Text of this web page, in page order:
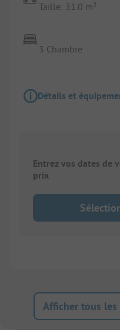
Taille: 31.0 m²
3 Chambre
Détails et
Entrez vos dates de
prix
Afficher tous